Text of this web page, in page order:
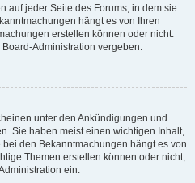
auf jeder Seite des Forums, in dem sie
hängt es von Ihren
erstellen können oder nicht.
Administration vergeben.
unter den Ankündigungen und
Sie haben meist einen wichtigen Inhalt,
den Bekanntmachungen hängt es von
Themen erstellen können oder nicht;
ein.